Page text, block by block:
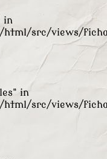
in
src/views/
in
src/views/